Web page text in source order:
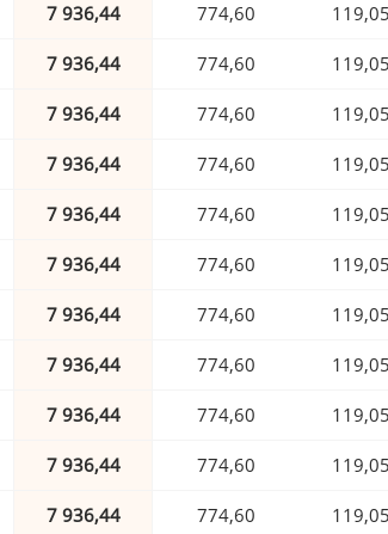
7 936,44 774,60 119,05
7 936,44 774,60 119,05
7 936,44 774,60 119,05
7 936,44 774,60 119,05
7 936,44 774,60 119,05
7 936,44 774,60 119,05
7 936,44 774,60 119,05
7 936,44 774,60 119,05
7 936,44 774,60 119,05
7 936,44 774,60 119,05
7 936,44 774,60 119,05